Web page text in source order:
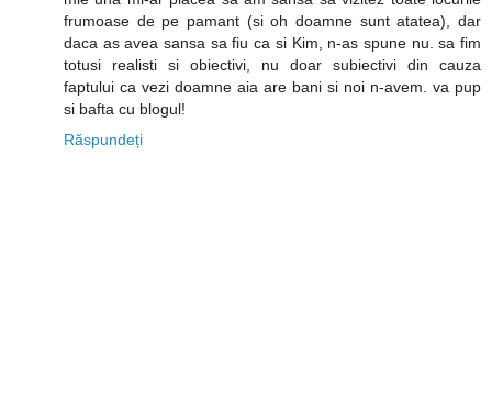
frumoase de pe pamant (si oh doamne sunt atatea), dar
daca as avea sansa sa fiu ca si Kim, n-as spune nu. sa fim
totusi realisti si obiectivi, nu doar subiectivi din cauza
faptului ca vezi doamne aia are bani si noi n-avem. va pup
si bafta cu blogul!
Răspundeți